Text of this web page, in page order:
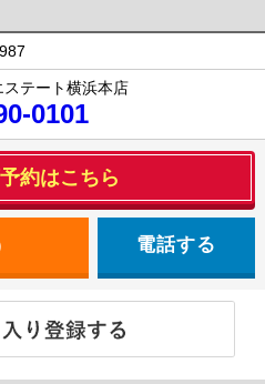
ステート横浜本店
0101
約はこちら
電話する